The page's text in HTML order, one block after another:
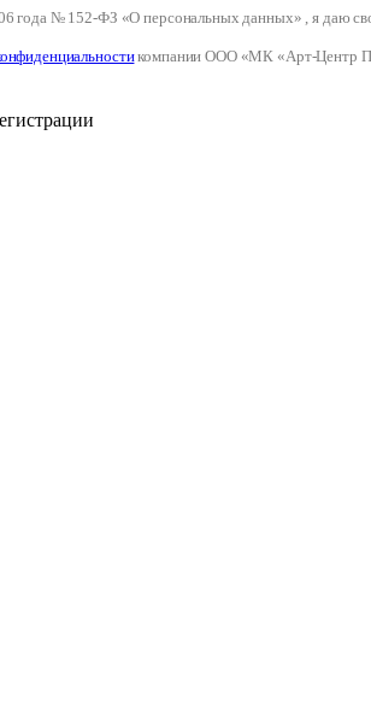
года № 152-ФЗ «О персональных данных» , я
компании ООО «МК «Арт-Центр